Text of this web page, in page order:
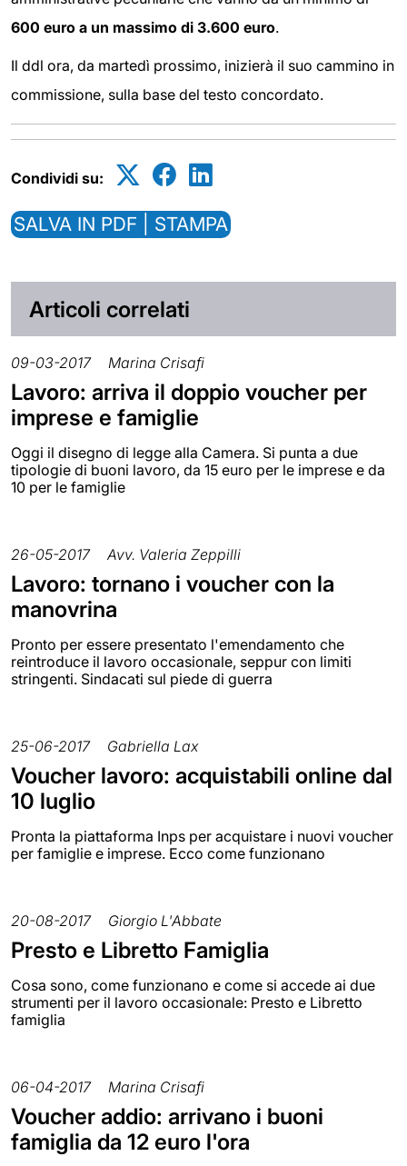
600 euro a un massimo di 3.600 euro.
Il ddl ora, da martedì prossimo, inizierà il suo cammino in
commissione, sulla base del testo concordato.
Condividi su:
SALVA IN PDF | STAMPA
Articoli correlati
09-03-2017 Marina Crisafi
Lavoro: arriva il doppio voucher per
imprese e famiglie
Oggi il disegno di legge alla Camera. Si punta a due
tipologie di buoni lavoro, da 15 euro per le imprese e da
10 per le famiglie
26-05-2017 Avv. Valeria Zeppilli
Lavoro: tornano i voucher con la
manovrina
Pronto per essere presentato l'emendamento che
reintroduce il lavoro occasionale, seppur con limiti
stringenti. Sindacati sul piede di guerra
25-06-2017 Gabriella Lax
Voucher lavoro: acquistabili online dal
10 luglio
Pronta la piattaforma Inps per acquistare i nuovi voucher
per famiglie e imprese. Ecco come funzionano
20-08-2017 Giorgio L'Abbate
Presto e Libretto Famiglia
Cosa sono, come funzionano e come si accede ai due
strumenti per il lavoro occasionale: Presto e Libretto
famiglia
06-04-2017 Marina Crisafi
Voucher addio: arrivano i buoni
famiglia da 12 euro l'ora